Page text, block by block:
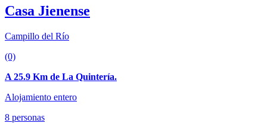
Casa Jienense
Campillo del Río
(0)
A 25.9 Km de La Quintería.
Alojamiento entero
8 personas